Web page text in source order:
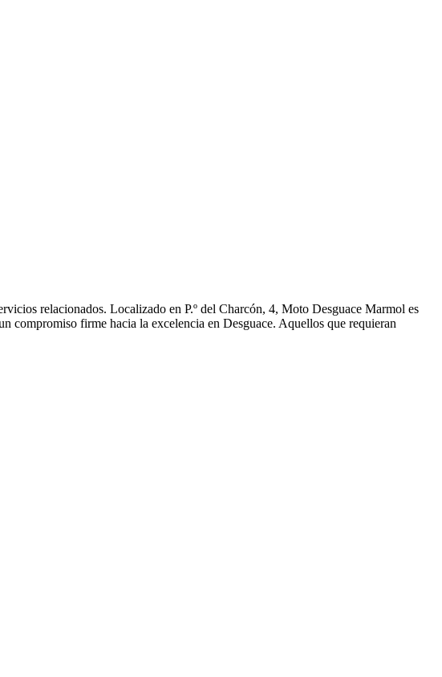
relacionados. Localizado en P.º del Charcón, 4, Moto Desguace Marmol es
compromiso firme hacia la excelencia en Desguace. Aquellos que requieran